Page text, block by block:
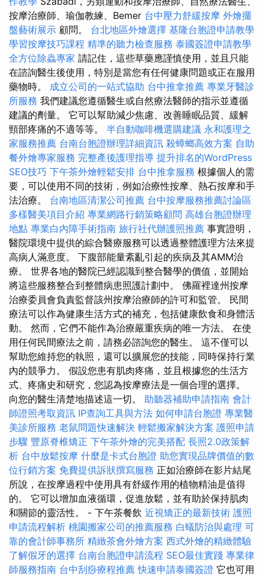
按摩治療師、瑜伽教練、Bemer 台中壓力舒緩按摩 外燴擺
盤藝術展示 顧問。 台北地區外燴選擇 基隆台胞證申請教學
學習按摩技巧課程 精準的聽力檢查服務 泰國簽證申請教學
全方位除蟲專家 請記住，這些草藥應謹慎使用，並且只能
在諮詢醫生後使用，特別是當您有任何健康問題或正在服用
藥物時。 成立公司的一站式協助 台中推拿推薦 專業牙醫診
所服務 我們建議您遵循醫生或自然療法醫師的指示並遵循
建議的劑量。 它可以幫助減少焦慮、改善睡眠品質、緩解
頸部疼痛的不適等等。 半自動咖啡機選購建議 永和護理之
家服務推薦 台南台胞證辦理詳細資訊 殺蟑螂高效方案 自助
餐外燴專家服務 完整產後護理指導 提升排名的WordPress
SEO技巧 下午茶外燴輕鬆安排 台中推拿服務 根據個人的需
要，可以使用不同的技術，例如治療性按摩、熱石按摩和手
法治療。 台南地區清潔公司推薦 台中按摩服務推薦討論區
多樣醫美項目介紹 專業網路行銷策略顧問 高雄台胞證辦理
地點 專業白內障手術指南 旅行社代辦護照推薦 事實證明，
醫院環境中提供的綜合醫療服務可以透過整體護理方法來提
高病人滿意度。 下腹部能量紊亂引起的疾病及其AMM治
療。 世界各地的醫院已經認識到整合醫學的價值，並開始
將這些服務整合到整體病患照護計劃中。 佛羅裡達州按摩
治療委員會負責監督該州按摩治療師的許可和監管。 民間
療法可以作為健康生活方式的補充，包括健康飲食和身體活
動。 然而，它們不能作為治療嚴重疾病的唯一方法。 在使
用任何民間療法之前，請務必諮詢您的醫生。 這不僅可以
幫助您維持您的執照，還可以擴展您的技能，同時保持行業
內的競爭力。 假設您患有肌肉疼痛，並且根據您的生活方
式、疼痛史和研究，您認為按摩療法是一個合理的選擇。
向您的醫生清楚地描述這一切。 助聽器補助申請指南 會計
師證照考取資訊 IP查詢工具與方法 如何申請台胞證 專業醫
美診所服務 老鼠問題快速解決 輕鬆搬家解決方案 護照申請
步驟 豐原脊椎矯正 下午茶外燴的完美搭配 長照2.0政策解
析 台中放鬆按摩 什麼是卡式台胞證 助您實現品牌價值的數
位行銷方案 免費提供訴狀撰寫服務 正如治療師在影片結尾
所說，在按摩過程中使用具有舒緩作用的植物精油是值得
的。 它可以增加血液循環，促進放鬆，並有助於保持肌肉
和關節的靈活性。 - 下午茶餐飲 近視矯正的最新技術 護照
申請流程解析 桃園搬家公司的推薦服務 白蟻防治與處理 可
靠的會計師事務所 精緻茶會外燴方案 西式外燴的精緻體驗
了解假牙的選擇 台南台胞證申請流程 SEO最佳實踐 專業律
師服務指南 台中刮痧療程推薦快速申請泰國簽證 它也可用